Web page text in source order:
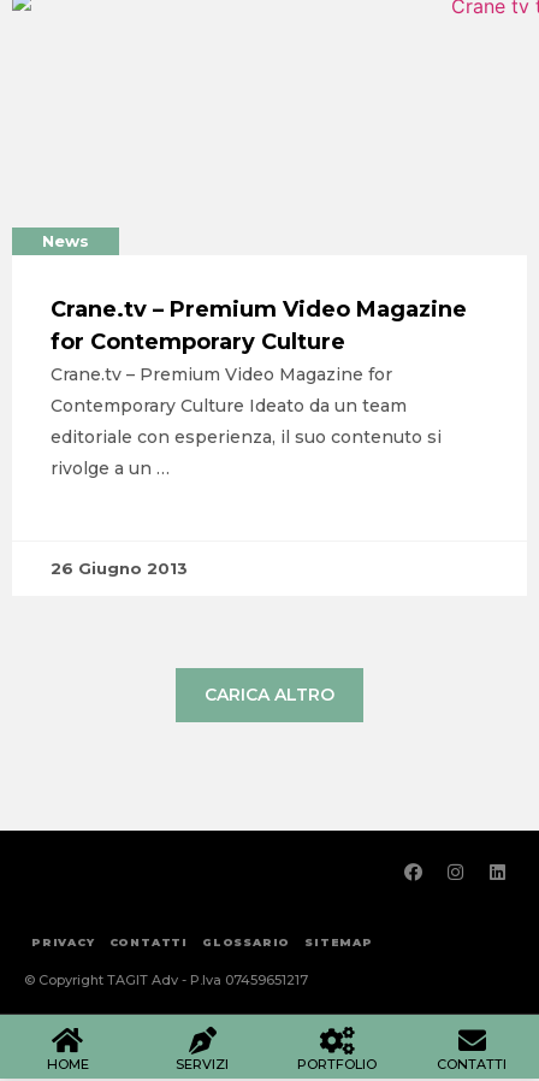
News
Crane.tv – Premium Video Magazine
for Contemporary Culture
Crane.tv – Premium Video Magazine for
Contemporary Culture Ideato da un team
editoriale con esperienza, il suo contenuto si
rivolge a un …
26 Giugno 2013
CARICA ALTRO
© Copyright TAGIT Adv - P.Iva 07459651217
PRIVACY CONTATTI GLOSSARIO SITEMAP
HOME SERVIZI PORTFOLIO CONTATTI
SERVIZI
CONTATTI